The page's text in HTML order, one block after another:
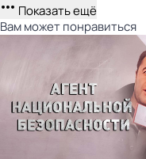
Показать ещё
Вам может понравиться